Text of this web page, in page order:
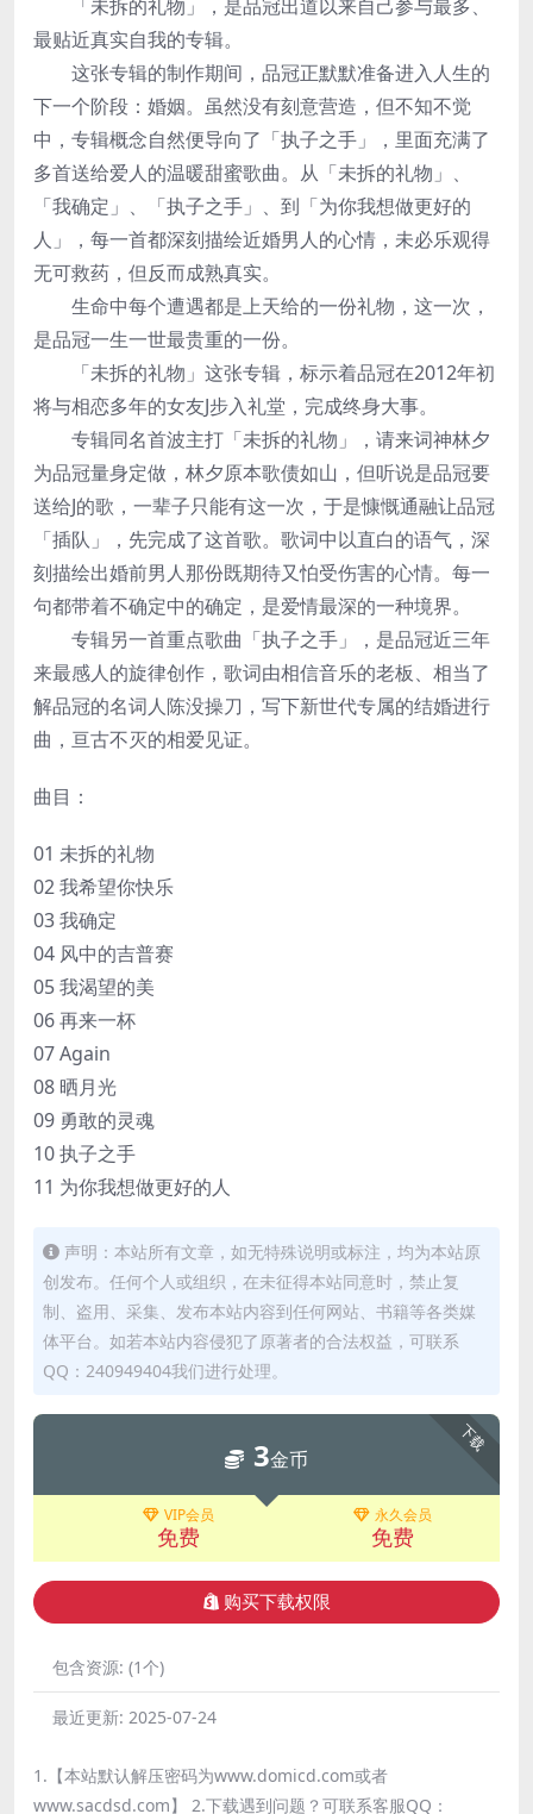
「未拆的礼物」，是品冠出道以来自己参与最多、
最贴近真实自我的专辑。
这张专辑的制作期间，品冠正默默准备进入人生的
下一个阶段：婚姻。虽然没有刻意营造，但不知不觉
中，专辑概念自然便导向了「执子之手」，里面充满了
多首送给爱人的温暖甜蜜歌曲。从「未拆的礼物」、
「我确定」、「执子之手」、到「为你我想做更好的
人」，每一首都深刻描绘近婚男人的心情，未必乐观得
无可救药，但反而成熟真实。
生命中每个遭遇都是上天给的一份礼物，这一次，
是品冠一生一世最贵重的一份。
「未拆的礼物」这张专辑，标示着品冠在2012年初
将与相恋多年的女友J步入礼堂，完成终身大事。
专辑同名首波主打「未拆的礼物」，请来词神林夕
为品冠量身定做，林夕原本歌债如山，但听说是品冠要
送给J的歌，一辈子只能有这一次，于是慷慨通融让品冠
「插队」，先完成了这首歌。歌词中以直白的语气，深
刻描绘出婚前男人那份既期待又怕受伤害的心情。每一
句都带着不确定中的确定，是爱情最深的一种境界。
专辑另一首重点歌曲「执子之手」，是品冠近三年
来最感人的旋律创作，歌词由相信音乐的老板、相当了
解品冠的名词人陈没操刀，写下新世代专属的结婚进行
曲，亘古不灭的相爱见证。
曲目：
01 未拆的礼物
02 我希望你快乐
03 我确定
04 风中的吉普赛
05 我渴望的美
06 再来一杯
07 Again
08 晒月光
09 勇敢的灵魂
10 执子之手
11 为你我想做更好的人
声明：本站所有文章，如无特殊说明或标注，均为本站原
创发布。任何个人或组织，在未征得本站同意时，禁止复
制、盗用、采集、发布本站内容到任何网站、书籍等各类媒
体平台。如若本站内容侵犯了原著者的合法权益，可联系
QQ：240949404我们进行处理。
下载
3金币
VIP会员
免费
永久会员
免费
购买下载权限
包含资源: (1个)
最近更新: 2025-07-24
1.【本站默认解压密码为www.domicd.com或者
www.sacdsd.com】 2.下载遇到问题？可联系客服QQ：